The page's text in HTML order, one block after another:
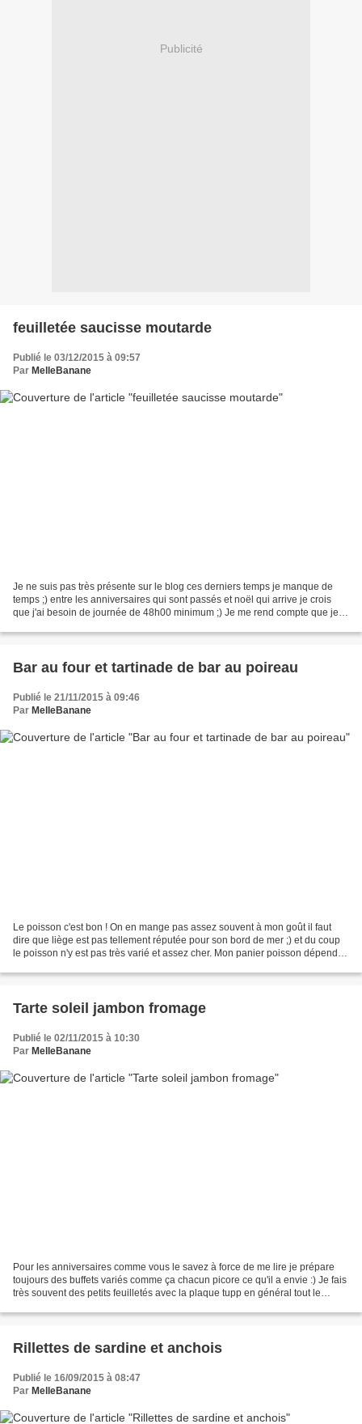
Publicité
feuilletée saucisse moutarde
Publié le 03/12/2015 à 09:57
Par MelleBanane
Je ne suis pas très présente sur le blog ces derniers temps je manque de
temps ;) entre les anniversaires qui sont passés et noël qui arrive je crois
que j'ai besoin de journée de 48h00 minimum ;) Je me rend compte que je
Bar au four et tartinade de bar au poireau
Publié le 21/11/2015 à 09:46
Par MelleBanane
Le poisson c'est bon ! On en mange pas assez souvent à mon goût il faut
dire que liège est pas tellement réputée pour son bord de mer ;) et du coup
le poisson n'y est pas très varié et assez cher. Mon panier poisson dépend
Tarte soleil jambon fromage
Publié le 02/11/2015 à 10:30
Par MelleBanane
Pour les anniversaires comme vous le savez à force de me lire je prépare
toujours des buffets variés comme ça chacun picore ce qu'il a envie :) Je fais
très souvent des petits feuilletés avec la plaque tupp en général tout le
Rillettes de sardine et anchois
Publié le 16/09/2015 à 08:47
Par MelleBanane